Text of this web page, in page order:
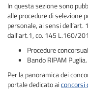
In questa sezione sono
alle procedure di selezione
personale, ai sensi dell’art.
dall'art.1, co. 145 L.160/
Procedure
Bando RIPAM Puglia.
Per la panoramica dei
portale dedicato aiconcorsi